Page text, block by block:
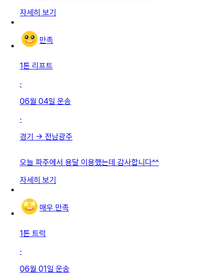
자세히 보기
만족
1톤 리프트
·
06월 04일 운송
·
경기 → 전남광주
오늘 파주에서 용달 이용했는데 감사합니다^^
자세히 보기
매우 만족
1톤 트럭
·
06월 01일 운송